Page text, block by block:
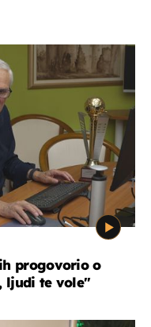
progovorio o
ljudi te vole"